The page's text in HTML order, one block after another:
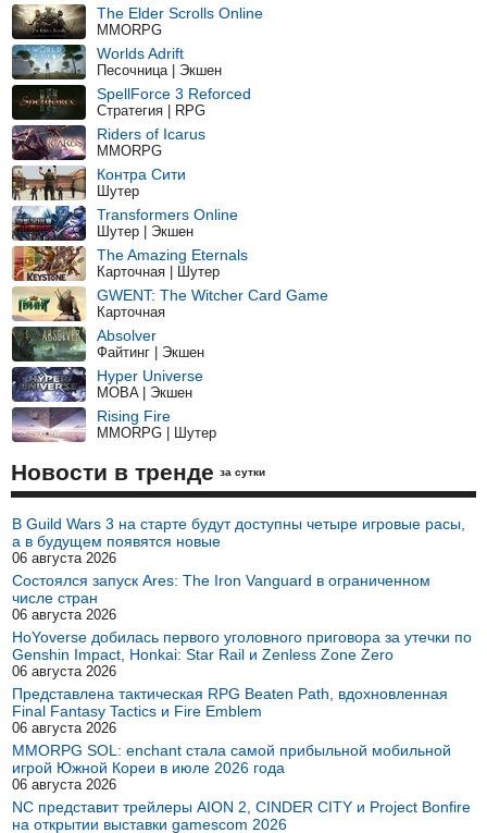
The Elder Scrolls Online
MMORPG
Worlds Adrift
Песочница | Экшен
SpellForce 3 Reforced
Стратегия | RPG
Riders of Icarus
MMORPG
Контра Сити
Шутер
Transformers Online
Шутер | Экшен
The Amazing Eternals
Карточная | Шутер
GWENT: The Witcher Card Game
Карточная
Absolver
Файтинг | Экшен
Hyper Universe
MOBA | Экшен
Rising Fire
MMORPG | Шутер
Новости в тренде за сутки
В Guild Wars 3 на старте будут доступны четыре игровые расы,
а в будущем появятся новые
06 августа 2026
Состоялся запуск Ares: The Iron Vanguard в ограниченном
числе стран
06 августа 2026
HoYoverse добилась первого уголовного приговора за утечки по
Genshin Impact, Honkai: Star Rail и Zenless Zone Zero
06 августа 2026
Представлена тактическая RPG Beaten Path, вдохновленная
Final Fantasy Tactics и Fire Emblem
06 августа 2026
MMORPG SOL: enchant стала самой прибыльной мобильной
игрой Южной Кореи в июле 2026 года
06 августа 2026
NC представит трейлеры AION 2, CINDER CITY и Project Bonfire
на открытии выставки gamescom 2026